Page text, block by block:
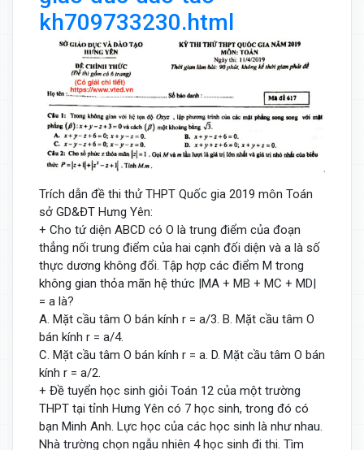
kh709733230.html
Trích dẫn đề thi thử THPT Quốc gia 2019 môn Toán
sở GD&ĐT Hưng Yên:
+ Cho tứ diện ABCD có O là trung điểm của đoạn
thẳng nối trung điểm của hai cạnh đối diện và a là số
thực dương không đổi. Tập hợp các điểm M trong
không gian thỏa mãn hệ thức |MA + MB + MC + MD|
= a là?
A. Mặt cầu tâm O bán kính r = a/3. B. Mặt cầu tâm O
bán kính r = a/4.
C. Mặt cầu tâm O bán kính r = a. D. Mặt cầu tâm O bán
kính r = a/2.
+ Đề tuyển học sinh giỏi Toán 12 của một trường
THPT tại tỉnh Hưng Yên có 7 học sinh, trong đó có
bạn Minh Anh. Lực học của các học sinh là như nhau.
Nhà trường chọn ngẫu nhiên 4 học sinh đi thi. Tìm